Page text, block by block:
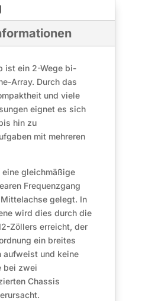
ist ein 2-Wege bi-
Array. Durch das
und viele
eignet es sich
hin zu
mit mehreren
gleichmäßige
Frequenzgang
gelegt. In
wird dies durch die
Zöllers erreicht, der
ein breites
aufweist und keine
bei zwei
Chassis